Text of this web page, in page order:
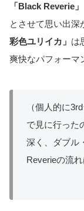
「Black Reverie」
とさせて思い出深
彩色ユリイカ」 は
爽快なパフォーマ
（個人的に
で見に行った
深く、ダブ
Reverieの流れ